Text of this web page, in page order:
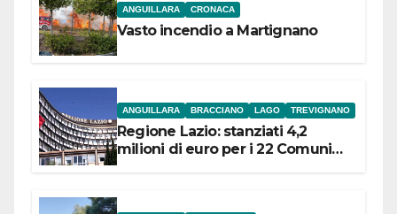
ANGUILLARA CRONACA
Vasto incendio a Martignano
ANGUILLARA BRACCIANO LAGO TREVIGNANO
Regione Lazio: stanziati 4,2
milioni di euro per i 22 Comuni